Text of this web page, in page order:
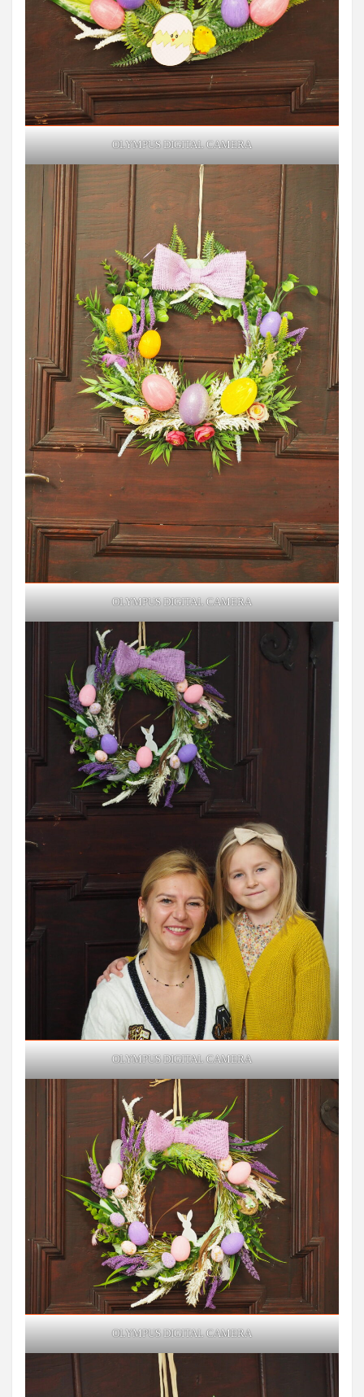
OLYMPUS DIGITAL CAMERA
OLYMPUS DIGITAL CAMERA
OLYMPUS DIGITAL CAMERA
OLYMPUS DIGITAL CAMERA